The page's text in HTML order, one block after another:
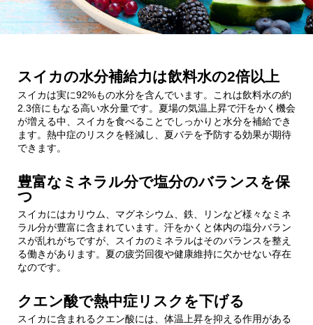
スイカの水分補給力は飲料水の2倍以上
スイカは実に92%もの水分を含んでいます。これは飲料水の約
2.3倍にもなる高い水分量です。夏場の気温上昇で汗をかく機会
が増える中、スイカを食べることでしっかりと水分を補給でき
ます。熱中症のリスクを軽減し、夏バテを予防する効果が期待
できます。
豊富なミネラル分で塩分のバランスを保
つ
スイカにはカリウム、マグネシウム、鉄、リンなど様々なミネ
ラル分が豊富に含まれています。汗をかくと体内の塩分バラン
スが乱れがちですが、スイカのミネラルはそのバランスを整え
る働きがあります。夏の疲労回復や健康維持に欠かせない存在
なのです。
クエン酸で熱中症リスクを下げる
スイカに含まれるクエン酸には、体温上昇を抑える作用がある